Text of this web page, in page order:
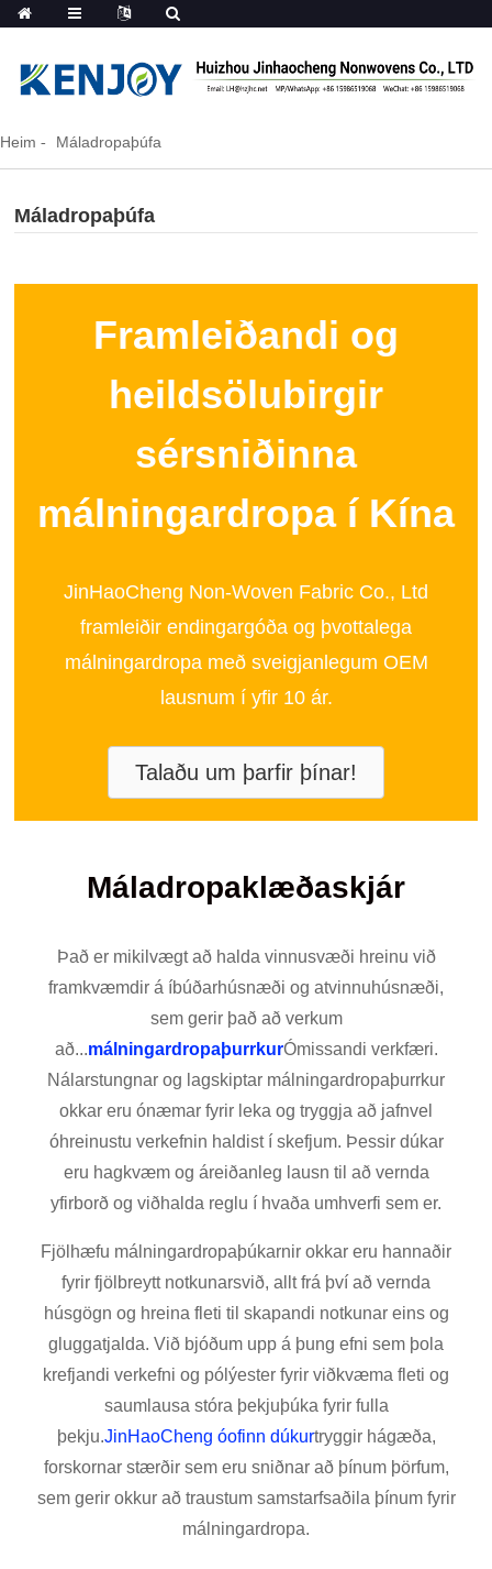
Heim Máladropaþúfa
Máladropaþúfa
Framleiðandi og
heildsölubirgir
sérsniðinna
málningardropa í Kína
JinHaoCheng Non-Woven Fabric Co., Ltd
framleiðir endingargóða og þvottalega
málningardropa með sveigjanlegum OEM
lausnum í yfir 10 ár.
Talaðu um þarfir þínar!
Máladropaklæðaskjár
Það er mikilvægt að halda vinnusvæði hreinu við
framkvæmdir á íbúðarhúsnæði og atvinnuhúsnæði,
sem gerir það að verkum
að...málningardropaþurrkurÓmissandi verkfæri.
Nálarstungnar og lagskiptar málningardropaþurrkur
okkar eru ónæmar fyrir leka og tryggja að jafnvel
óhreinustu verkefnin haldist í skefjum. Þessir dúkar
eru hagkvæm og áreiðanleg lausn til að vernda
yfirborð og viðhalda reglu í hvaða umhverfi sem er.
Fjölhæfu málningardropaþúkarnir okkar eru hannaðir
fyrir fjölbreytt notkunarsvið, allt frá því að vernda
húsgögn og hreina fleti til skapandi notkunar eins og
gluggatjalda. Við bjóðum upp á þung efni sem þola
krefjandi verkefni og pólýester fyrir viðkvæma fleti og
saumlausa stóra þekjuþúka fyrir fulla
þekju.JinHaoCheng óofinn dúkurtryggir hágæða,
forskornar stærðir sem eru sniðnar að þínum þörfum,
sem gerir okkur að traustum samstarfsaðila þínum fyrir
málningardropa.